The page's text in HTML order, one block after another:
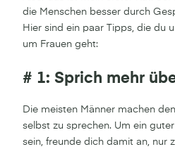
die Menschen besser durch
Hier sind ein paar Tipps, die du
um Frauen geht:
# 1: Sprich mehr
Die meisten Männer machen
selbst zu sprechen. Um ein
sein, freunde dich damit an, nur